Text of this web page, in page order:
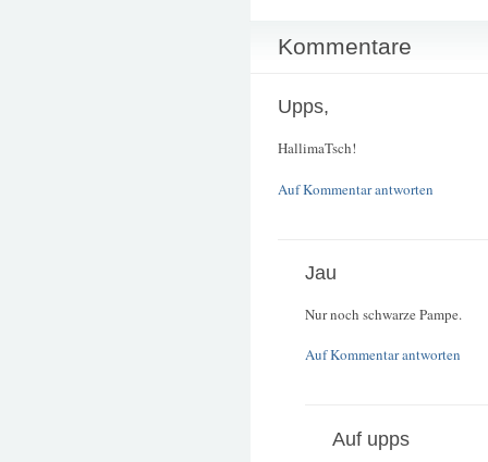
Kommentare
Upps,
HallimaTsch!
Auf Kommentar antworten
Jau
Nur noch schwarze Pampe.
Auf Kommentar antworten
Auf upps